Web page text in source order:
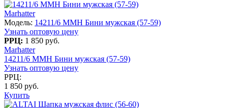
Marhatter
Модель: 14211/6 MMH Бини мужская (57-59)
Узнать оптовую цену
РРЦ: 1 850 руб.
Marhatter
14211/6 MMH Бини мужская (57-59)
Узнать оптовую цену
РРЦ:
1 850 руб.
Купить